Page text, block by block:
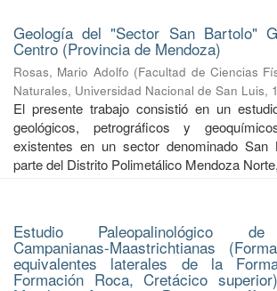
Geología del "Sector San Bartolo"
Centro (Provincia de Mendoza)
Rosas, Mario Adolfo (Facultad de Ciencias
Naturales, Universidad Nacional de San Luis,
El presente trabajo consistió en un
geológicos, petrográficos y
existentes en un sector denominado
parte del Distrito Polimetálico Mendoza
Estudio Paleopalinológico de
Campanianas-Maastrichtianas
equivalentes laterales de la
Formación Roca, Cretácico